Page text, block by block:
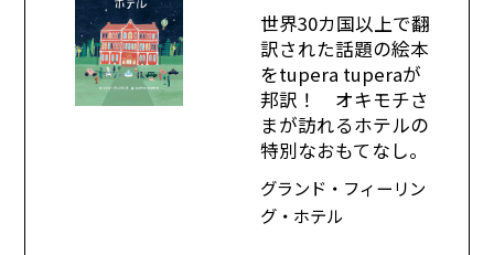
世界30カ国以上で翻
訳された話題の絵本
をtupera tuperaが
邦訳！ オキモチさ
まが訪れるホテルの
特別なおもてなし。
グランド・フィーリン
グ・ホテル